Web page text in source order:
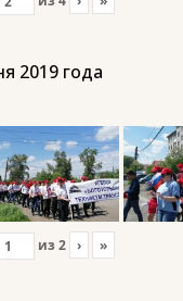
2019 года
из 2 › »